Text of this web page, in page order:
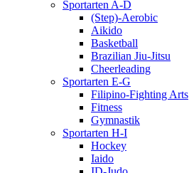
Sportarten A-D
(Step)-Aerobic
Aikido
Basketball
Brazilian Jiu-Jitsu
Cheerleading
Sportarten E-G
Filipino-Fighting Arts
Fitness
Gymnastik
Sportarten H-I
Hockey
Iaido